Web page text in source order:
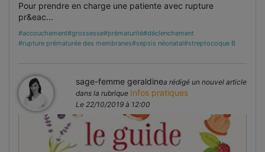
Pour prendre en charge une patiente avec rupture
pr&eac...
#accouchement#grossesse#prématurité#déclenchement
#rupture prématurée des membranes#sepsis néonatal#streptocoque B
sage-femme geraldinea rédigé un nouvel article
dans la rubrique Infos pratiques
Le 22/10/2019 à 12:00